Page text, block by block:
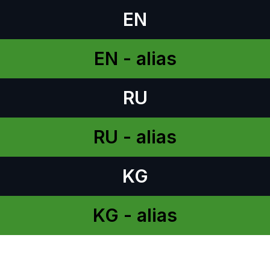
EN
EN - alias
RU
RU - alias
KG
KG - alias